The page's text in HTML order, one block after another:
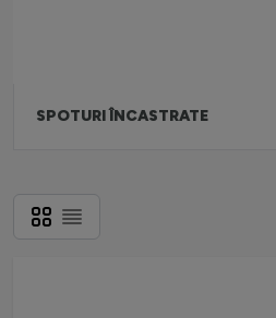
SPOTURI ÎNCASTRATE
Grilă
Listă